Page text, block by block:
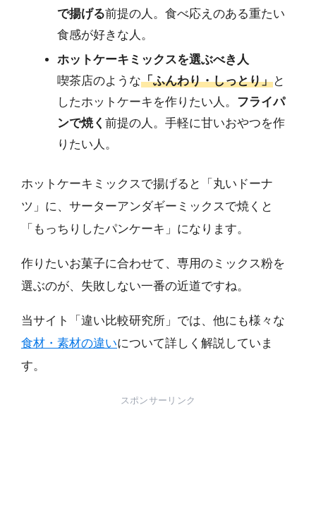
で揚げる前提の人。食べ応えのある重たい
食感が好きな人。
ホットケーキミックスを選ぶべき人
喫茶店のような「ふんわり・しっとり」と
したホットケーキを作りたい人。 フライパ
ンで焼く 前提の人。手軽に甘いおやつを作
りたい人。
ホットケーキミックスで揚げると「丸いドーナ
ツ」に、サーターアンダギーミックスで焼くと
「もっちりしたパンケーキ」になります。
作りたいお菓子に合わせて、専用のミックス粉を
選ぶのが、失敗しない一番の近道ですね。
当サイト「違い比較研究所」では、他にも様々な
食材・素材の違いについて詳しく解説していま
す。
スポンサーリンク